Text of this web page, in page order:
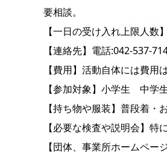
要相談。
【一日の受け入れ上限人数
【連絡先】電話:042-537-
【費用】活動自体には費用
【参加対象】小学生 中
【持ち物や服装】普段着・
【必要な検査や説明会】特
【団体、事業所ホームペ